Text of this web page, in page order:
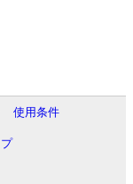
使用条件